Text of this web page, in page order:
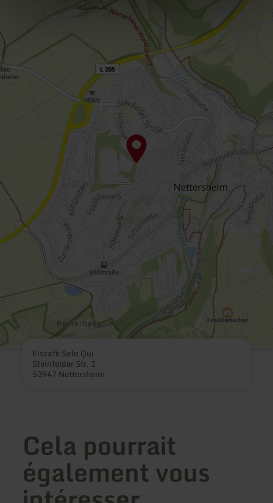
Eiscafé Solo Qui
Steinfelder Str. 2
53947 Nettersheim
Cela pourrait
également vous